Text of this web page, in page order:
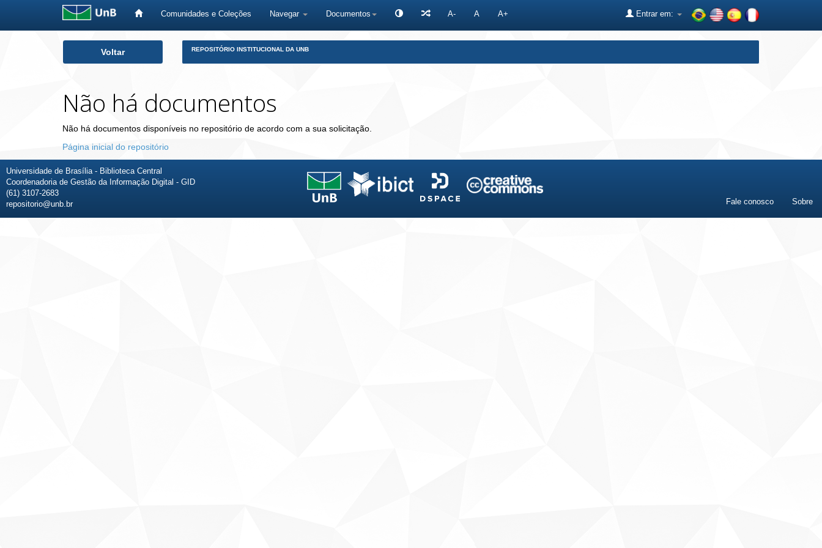
Comunidades e Coleções Navegar Documentos A- A A+ Entrar em:
Voltar REPOSITÓRIO INSTITUCIONAL DA UNB
Não há documentos
Não há documentos disponíveis no repositório de acordo com a sua solicitação.
Página inicial do repositório
Universidade de Brasília - Biblioteca Central
Coordenadoria de Gestão da Informação Digital - GID
(61) 3107-2683
repositorio@unb.br
Fale conosco Sobre